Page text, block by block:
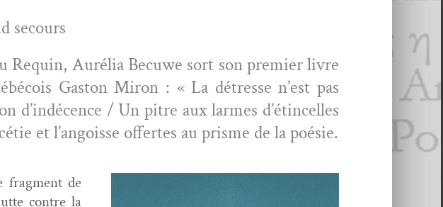
secours
Requin, Aurélia Becuwe sort son pre­mier livre
Gas­ton Miron : « La détresse n’est pas
/ Un pitre aux larmes d’étincelles
et l’angoisse offertes au prisme de la poésie.
frag­ment de
con­tre la